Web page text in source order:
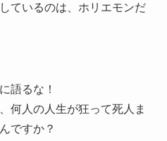
ているのは、ホリエモンだ
語るな！
何人の人生が狂って死人ま
ですか？